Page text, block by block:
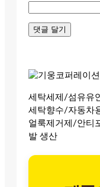
세탁세제/섬유유
세탁향수/자동차
얼룩제거제/안티
발 생산